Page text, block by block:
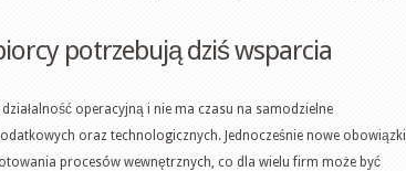
potrzebują dziś wsparcia
operacyjną i nie ma czasu na samodzielne
oraz technologicznych. Jednocześnie nowe obowiązki
procesów wewnętrznych, co dla wielu firm może być